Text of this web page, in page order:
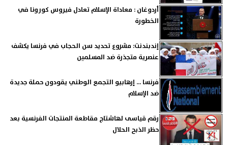
أردوغان : معاداة الإسلام تعادل فيروس كورونا في
الخطورة
إندبندنت: مشروع تحديد سن الحجاب في فرنسا يكشف
عنصرية متجذرة ضد المسلمين
فرنسا ... إرهابيو التجمع الوطني يقودون حملة جديدة
ضد الإسلام
رقم قياسى لهاشتاج مقاطعة المنتجات الفرنسية بعد
حظر الذبح الحلال